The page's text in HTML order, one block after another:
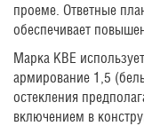
проеме. Ответные
обеспечивает
Марка KBE
армирование 1,5
остекления
включением в